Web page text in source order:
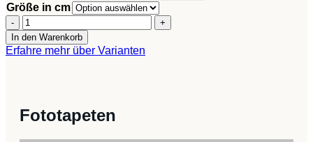
Größe in cm
Poster
-
Moon
and
In den Warenkorb
Erfahre mehr über Varianten
Fototapeten